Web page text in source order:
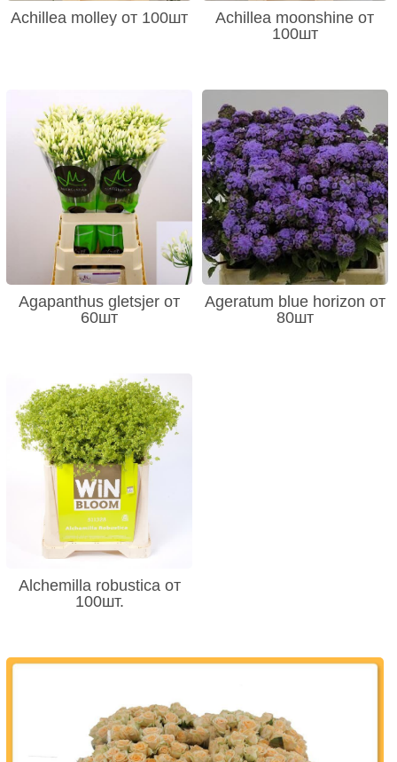
Achillea molley от 100шт
Achillea moonshine от
100шт
Agapanthus gletsjer от
60шт
Ageratum blue horizon от
80шт
Alchemilla robustica от
100шт.